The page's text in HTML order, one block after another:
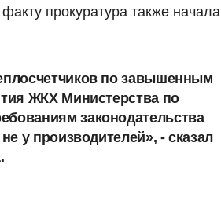
прокуратура также начала
по завышенным
ЖКХ Министерства по
законодательства
у производителей», - сказал